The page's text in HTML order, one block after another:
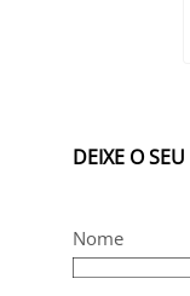
DEIXE O
Nome